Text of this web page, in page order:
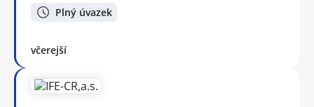
Plný úvazek
včerejší